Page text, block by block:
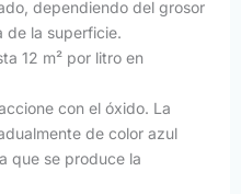
dependiendo del grosor
de la superficie.
12 m² por litro en
con el óxido. La
de color azul
que se produce la